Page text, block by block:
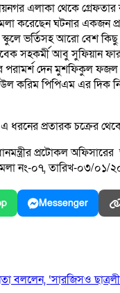
এলাকা থেকে গ্রেফতার
করেছেন ঘটনার একজন
স্কুলে ভর্তিসহ আরো বেশ
সহকর্মী আবু সুফিয়ান
পরামর্শ দেন মুশফিকুল
করিম পিপিএম এর দিক
প্রতারক চক্রের
প্রটোকল
নং-০৭, তারিখ-০৩/
Messenger
বললেন, ‘সারজিসও